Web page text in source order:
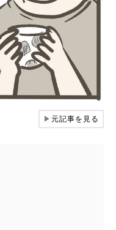
▶元記事を見る